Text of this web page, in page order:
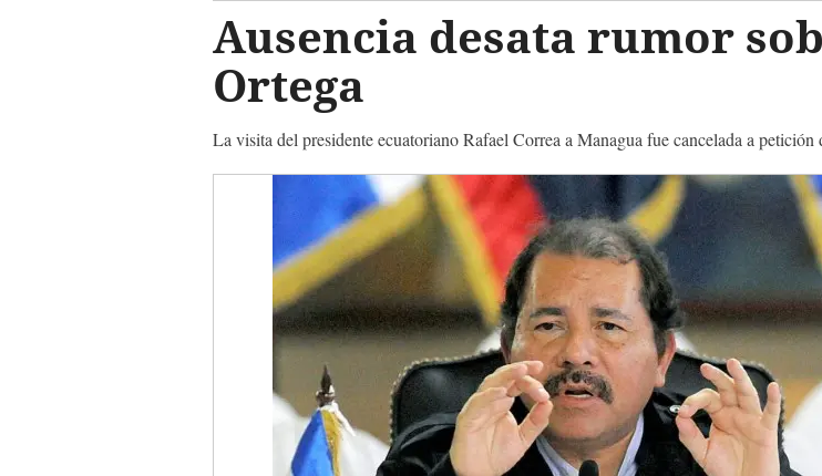
Ausencia desata rumor
Ortega
La visita del presidente ecuatoriano Rafael Correa a Managua fue cancelada a